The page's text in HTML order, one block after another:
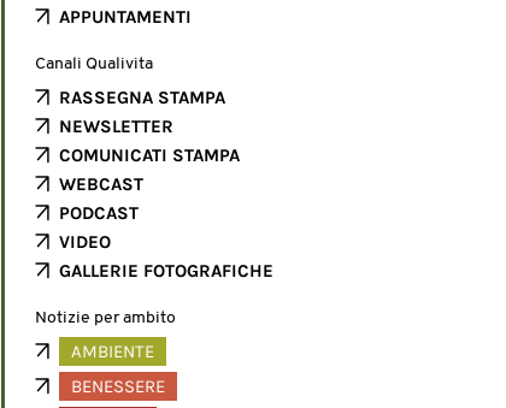
APPUNTAMENTI
Canali Qualivita
RASSEGNA STAMPA
NEWSLETTER
COMUNICATI STAMPA
WEBCAST
PODCAST
VIDEO
GALLERIE FOTOGRAFICHE
Notizie per ambito
AMBIENTE
BENESSERE